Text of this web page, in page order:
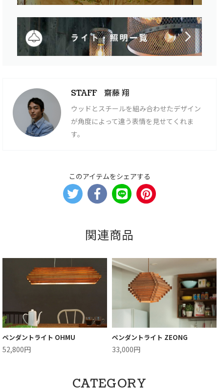
STAFF 齋藤 翔
ウッドとスチールを組み合わせたデザイン
が角度によって違う表情を見せてくれま
す。
このアイテムをシェアする
関連商品
ペンダントライト OHMU
52,800円
ペンダントライト ZEONG
33,000円
CATEGORY